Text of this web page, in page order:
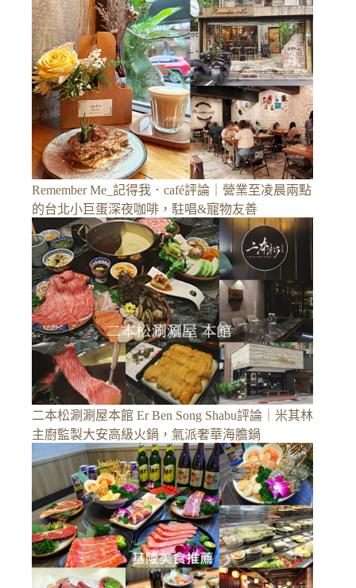
Remember Me_記得我．café評論｜營業至凌晨兩點
的台北小巨蛋深夜咖啡，駐唱&寵物友善
二本松涮涮屋本館 Er Ben Song Shabu評論｜米其林
主廚監製大安高級火鍋，氣派奢華海膽鍋